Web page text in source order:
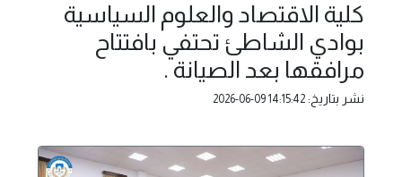
كلية الاقتصاد والعلوم السياسية
بوادي الشاطئ تحتفي بافتتاح
مرافقها بعد الصيانة .
نشر بتاريخ: 2026-06-09 14:15:42